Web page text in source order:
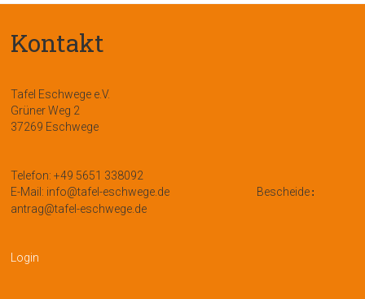
Kontakt
Tafel Eschwege e.V.
Grüner Weg 2
37269 Eschwege
Telefon: +49 5651 338092
E-Mail: info@tafel-eschwege.de
Bescheide:
antrag@tafel-eschwege.de
Login